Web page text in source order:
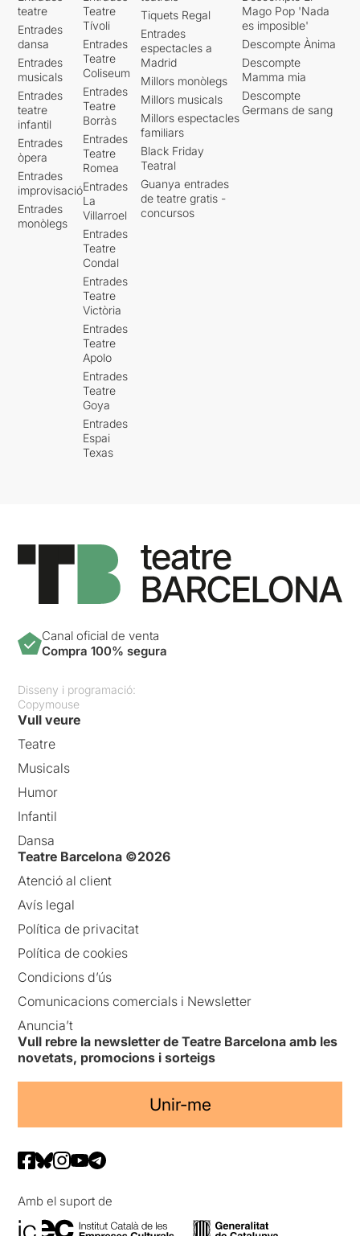
part d'un grup de Mediació
de Madrid, fins al moment
de la trobada entre víctima i
victimari
. I fa especial
èmfasi del que va
representar tot el procés de
preparació d'aquesta
trobada. Una iniciativa que
no estava emparada en
interessos polítics, l'objectiu
era únicament poder
respondre les preguntes de
l'altre, mostrar penediment
nostra historia vist des d'un
punt de vista humà, on dues
persones intenten tancar
una etapa i mirar endavant
política.
interpretacions molt
creïbles que remouen
teatre
Entrades
dansa
Entrades
musicals
Entrades
teatre
infantil
Entrades
òpera
Entrades
improvisació
Entrades
monòlegs
Teatre
Tívoli
Entrades
Teatre
Coliseum
Entrades
Teatre
Borràs
Entrades
Teatre
Romea
Entrades
La
Villarroel
Entrades
Teatre
Condal
Entrades
Teatre
Victòria
Entrades
Teatre
Apolo
Entrades
Teatre
Goya
Entrades
Espai
Texas
Tiquets Regal
Entrades
espectacles a
Madrid
Millors monòlegs
Millors musicals
Millors espectacles
familiars
Black Friday
Teatral
Guanya entrades
de teatre gratis -
concursos
Mago Pop 'Nada
es imposible'
Descompte Ànima
Descompte
Mamma mia
Descompte
Germans de sang
Canal oficial de venta
Compra 100% segura
Disseny i programació:
Copymouse
Vull veure
Teatre
Musicals
Humor
Infantil
Dansa
Teatre Barcelona ©2026
Atenció al client
Avís legal
Política de privacitat
Política de cookies
Condicions d’ús
Comunicacions comercials i Newsletter
Anuncia’t
Vull rebre la newsletter de Teatre Barcelona amb les
novetats, promocions i sorteigs
Unir-me
Amb el suport de